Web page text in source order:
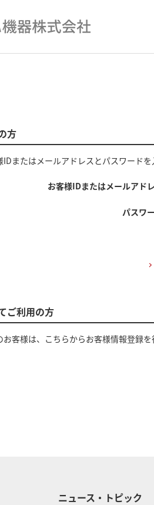
方
IDまたはメールアドレス とパスワード
お客様IDまたはメールアド
パスワ
ご利用の方
お客様は、こちらからお客様情報登録
ニュース・トピック